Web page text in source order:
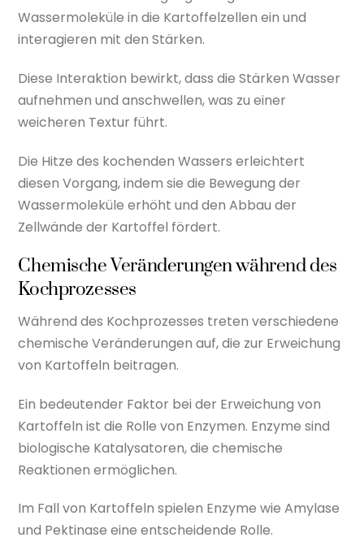
Wassermoleküle in die Kartoffelzellen ein und
interagieren mit den Stärken.
Diese Interaktion bewirkt, dass die Stärken Wasser
aufnehmen und anschwellen, was zu einer
weicheren Textur führt.
Die Hitze des kochenden Wassers erleichtert
diesen Vorgang, indem sie die Bewegung der
Wassermoleküle erhöht und den Abbau der
Zellwände der Kartoffel fördert.
Chemische Veränderungen während des
Kochprozesses
Während des Kochprozesses treten verschiedene
chemische Veränderungen auf, die zur Erweichung
von Kartoffeln beitragen.
Ein bedeutender Faktor bei der Erweichung von
Kartoffeln ist die Rolle von Enzymen. Enzyme sind
biologische Katalysatoren, die chemische
Reaktionen ermöglichen.
Im Fall von Kartoffeln spielen Enzyme wie Amylase
und Pektinase eine entscheidende Rolle.